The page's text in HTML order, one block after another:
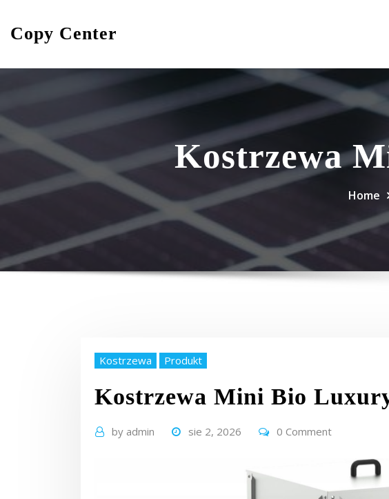
content
Copy Center
Kostrzewa
Home
Kostrzewa Produkt
Kostrzewa Mini Bio
by admin sie 2, 2026 0 Comment